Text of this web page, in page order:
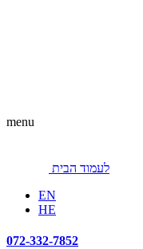
menu
לעמוד הבית
EN
HE
072-332-7852